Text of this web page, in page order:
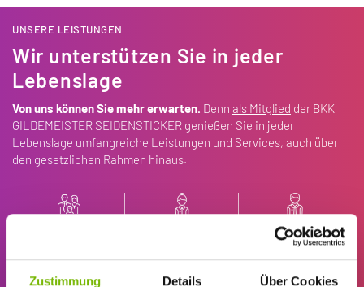
Zustimmung Details Über Cookies
UNSERE LEISTUNGEN
Wir unterstützen Sie in jeder
Lebenslage
Von uns können Sie mehr erwarten. Denn als Mitglied der BKK
GILDEMEISTER SEIDENSTICKER genießen Sie in jeder
Lebenslage umfangreiche Leistungen und Services, auch über
den gesetzlichen Rahmen hinaus.
MÄNNER